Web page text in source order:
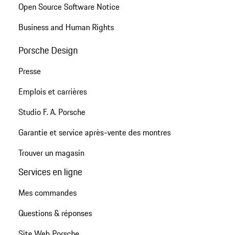
Open Source Software Notice
Business and Human Rights
Porsche Design
Presse
Emplois et carrières
Studio F. A. Porsche
Garantie et service après-vente des montres
Trouver un magasin
Services en ligne
Mes commandes
Questions & réponses